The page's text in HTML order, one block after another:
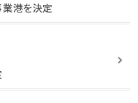
業港を決定